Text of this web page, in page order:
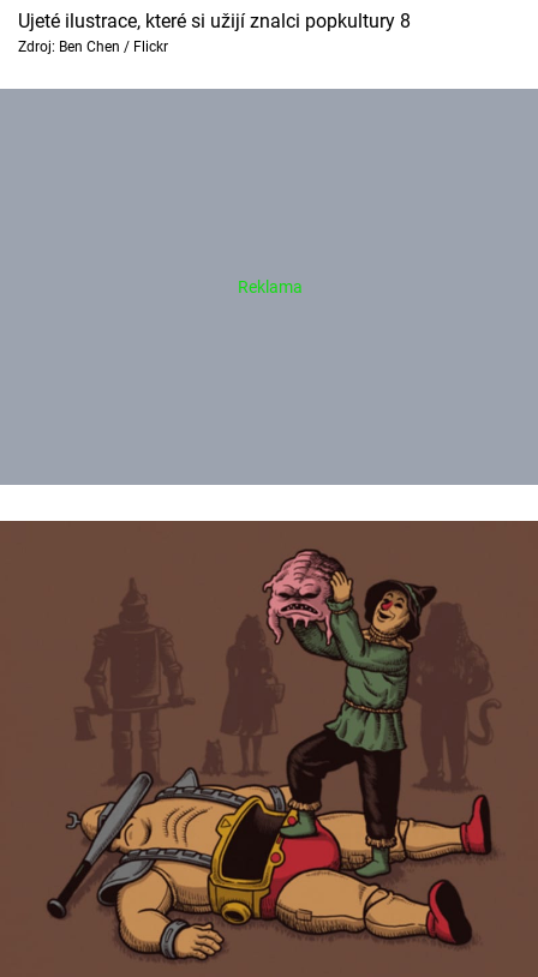
Ujeté ilustrace, které si užijí znalci popkultury 8
Zdroj: Ben Chen / Flickr